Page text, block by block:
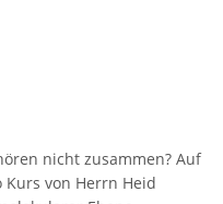
nicht zusammen? Auf
von Herrn Heid